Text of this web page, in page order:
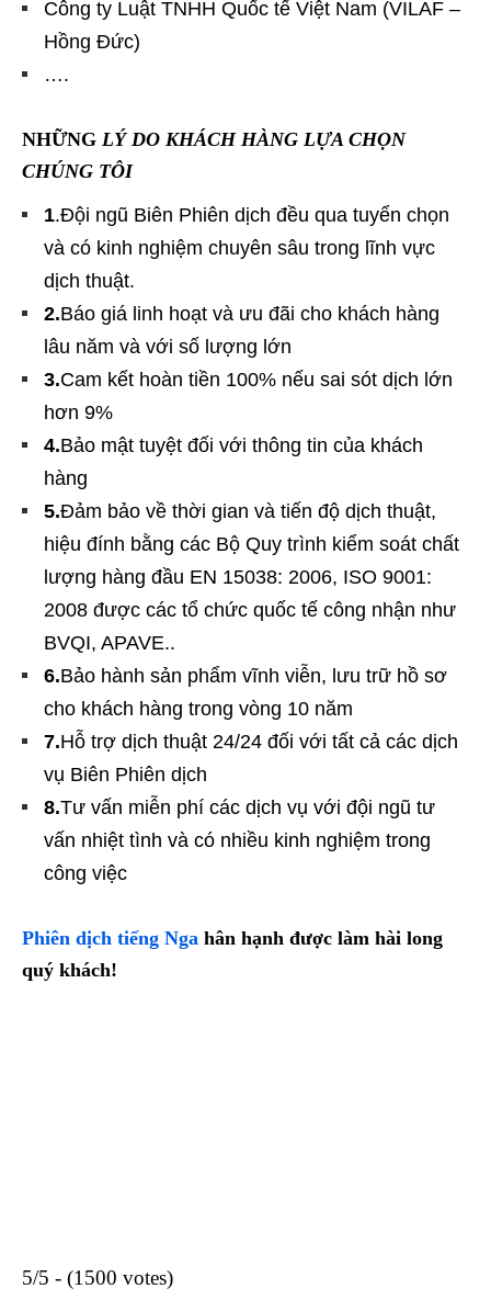
Công ty Luật TNHH Quốc tế Việt Nam (VILAF –
Hồng Đức)
….
NHỮNG LÝ DO KHÁCH HÀNG LỰA CHỌN
CHÚNG TÔI
1.Đội ngũ Biên Phiên dịch đều qua tuyển chọn
và có kinh nghiệm chuyên sâu trong lĩnh vực
dịch thuật.
2.Báo giá linh hoạt và ưu đãi cho khách hàng
lâu năm và với số lượng lớn
3.Cam kết hoàn tiền 100% nếu sai sót dịch lớn
hơn 9%
4.Bảo mật tuyệt đối với thông tin của khách
hàng
5.Đảm bảo về thời gian và tiến độ dịch thuật,
hiệu đính bằng các Bộ Quy trình kiểm soát chất
lượng hàng đầu EN 15038: 2006, ISO 9001:
2008 được các tổ chức quốc tế công nhận như
BVQI, APAVE..
6.Bảo hành sản phẩm vĩnh viễn, lưu trữ hồ sơ
cho khách hàng trong vòng 10 năm
7.Hỗ trợ dịch thuật 24/24 đối với tất cả các dịch
vụ Biên Phiên dịch
8.Tư vấn miễn phí các dịch vụ với đội ngũ tư
vấn nhiệt tình và có nhiều kinh nghiệm trong
công việc
Phiên dịch tiếng Nga hân hạnh được làm hài long
quý khách!
5/5 - (1500 votes)